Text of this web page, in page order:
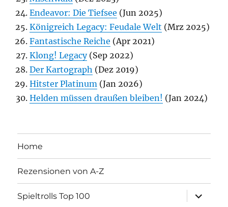
Endeavor: Die Tiefsee (Jun 2025)
Königreich Legacy: Feudale Welt (Mrz 2025)
Fantastische Reiche (Apr 2021)
Klong! Legacy(Sep 2022)
Der Kartograph (Dez 2019)
Hitster Platinum (Jan 2026)
Helden müssen draußen bleiben! (Jan 2024)
Home
Rezensionen von A-Z
Spieltrolls Top 100
öffnen